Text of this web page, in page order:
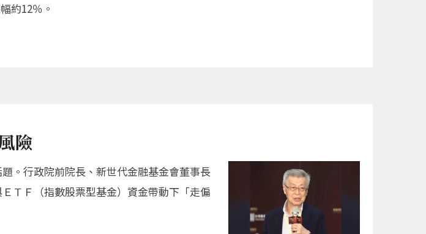
約12％。
險
。行政院前院長、新世代金融基金會董事長
ＴＦ（指數股票型基金）資金帶動下「走偏